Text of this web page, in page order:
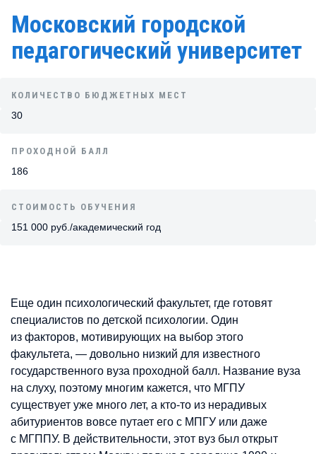
Московский городской
педагогический университет
КОЛИЧЕСТВО БЮДЖЕТНЫХ МЕСТ
30
ПРОХОДНОЙ БАЛЛ
186
СТОИМОСТЬ ОБУЧЕНИЯ
151 000 руб./академический год
Еще один психологический факультет, где готовят
специалистов по детской психологии. Один
из факторов, мотивирующих на выбор этого
факультета, — довольно низкий для известного
государственного вуза проходной балл. Название вуза
на слуху, поэтому многим кажется, что МГПУ
существует уже много лет, а кто-то из нерадивых
абитуриентов вовсе путает его с МПГУ или даже
с МГППУ. В действительности, этот вуз был открыт